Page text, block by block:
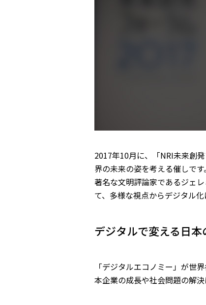
2017年10月に、「NRI未来創
界の未来の姿を考える催しで
著名な文明評論家であるジェ
て、多様な視点からデジタル
デジタルで変える日
「デジタルエコノミー」が世
本企業の成長や社会問題の解